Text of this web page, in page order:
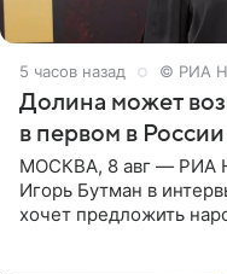
5 часов назад © РИА
Долина может
в первом в
МОСКВА, 8 авг — РИА
Игорь Бутман в
хочет предложить